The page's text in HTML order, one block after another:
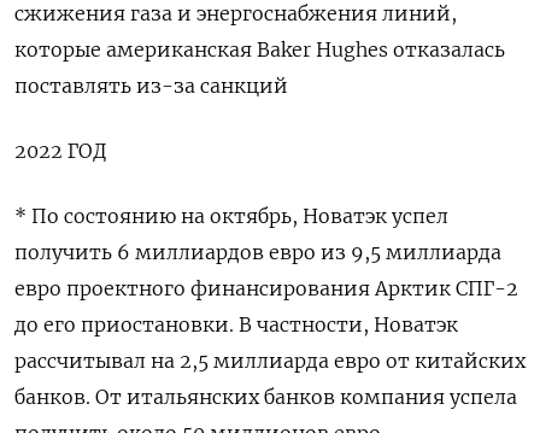
сжижения газа и энергоснабжения линий,
которые американская Baker Hughes отказалась
поставлять из-за санкций
2022 ГОД
* По состоянию на октябрь, Новатэк успел
получить 6 миллиардов евро из 9,5 миллиарда
евро проектного финансирования Арктик СПГ-2
до его приостановки. В частности, Новатэк
рассчитывал на 2,5 миллиарда евро от китайских
банков. От итальянских банков компания успела